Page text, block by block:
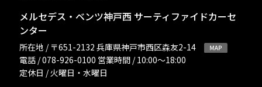
メルセデス・ベンツ神戸西 サーティファイドカーセ
ンター
所在地 / 〒651-2132 兵庫県神戸市西区森友2-14
電話 / 078-926-0100 営業時間 / 10:00〜18:00
定休日 / 火曜日・水曜日